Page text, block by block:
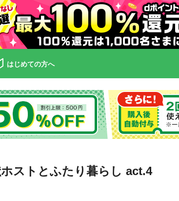
はじめての方へ
ストとふたり暮らし act.4